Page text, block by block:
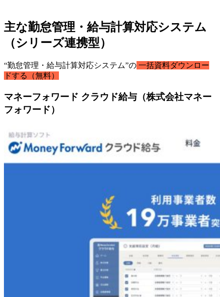
主な勤怠管理・給与計算対応システム
（シリーズ連携型）
“勤怠管理・給与計算対応システム”の 一括資料ダウンロー
ドする（無料）
マネーフォワード クラウド給与（株式会社マネー
フォワード）